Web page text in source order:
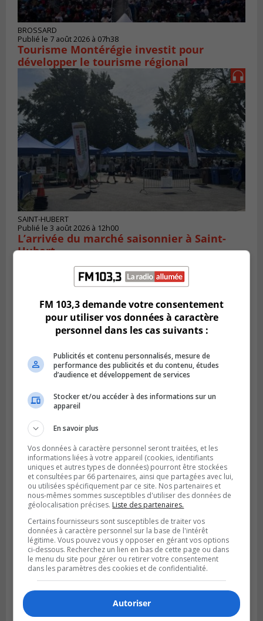
BROSSARD
Publié le 7 août 2026 à 07h38
Tourisme Montérégie investit pour
développer le tourisme régional
SAINT-HUBERT
Publié le 3 août 2026 à 12h00
L’arrivée du marché saisonnier à Saint-
Hubert
BROSSARD
Le Festin culturel rassemblera les familles
à Brossard
FM 103,3 demande votre consentement
pour utiliser vos données à caractère
personnel dans les cas suivants :
Publicités et contenu personnalisés, mesure de
performance des publicités et du contenu, études
d’audience et développement de services
Stocker et/ou accéder à des informations sur un
appareil
En savoir plus
Vos données à caractère personnel seront traitées, et les
informations liées à votre appareil (cookies, identifiants
uniques et autres types de données) pourront être stockées
et consultées par 66 partenaires, ainsi que partagées avec lui,
ou utilisées spécifiquement par ce site. Nos partenaires et
nous-mêmes sommes susceptibles d'utiliser des données de
géolocalisation précises. Liste des partenaires.
Certains fournisseurs sont susceptibles de traiter vos
données à caractère personnel sur la base de l'intérêt
légitime. Vous pouvez vous y opposer en gérant vos options
ci-dessous. Recherchez un lien en bas de cette page ou dans
le menu du site pour gérer ou retirer votre consentement
dans les paramètres des cookies et de confidentialité.
Autoriser